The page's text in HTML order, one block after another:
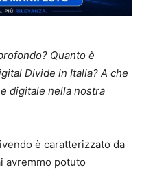
Quanto è
Divide in Italia? A che
digitale nella nostra
è caratterizzato da
avremmo potuto